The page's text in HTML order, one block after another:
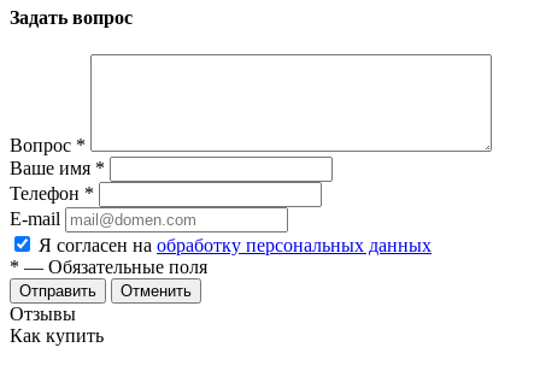
Задать вопрос
Вопрос *
Ваше имя *
Телефон *
E-mail
Я согласен на обработку персональных данных
* — Обязательные поля
Отменить
Отзывы
Как купить